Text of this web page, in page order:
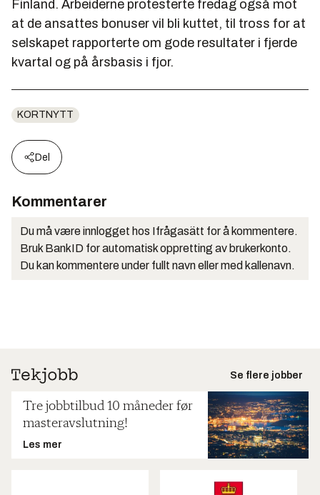
Finland. Arbeiderne protesterte fredag også mot
at de ansattes bonuser vil bli kuttet, til tross for at
selskapet rapporterte om gode resultater i fjerde
kvartal og på årsbasis i fjor.
KORTNYTT
Del
Kommentarer
Du må være innlogget hos Ifrågasätt for å kommentere.
Bruk BankID for automatisk oppretting av brukerkonto.
Du kan kommentere under fullt navn eller med kallenavn.
Se flere jobber
Tre jobbtilbud 10 måneder før
masteravslutning!
Les mer